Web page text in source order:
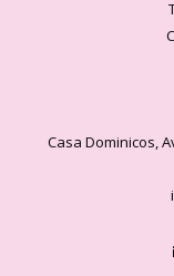
Casa Dominicos,